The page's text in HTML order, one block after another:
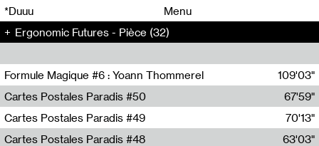
*Duuu
Menu
Ergonomic Futures - Pièce (32)
Formule Magique #6 : Yoann Thommerel
Nathalie Lacroix,Yoann Thommerel
109'03"
Cartes Postales Paradis #50
Zoé Leroux
67'59"
Cartes Postales Paradis #49
Aurore Portales
70'13"
Cartes Postales Paradis #48
63'03"
00 00
00 00